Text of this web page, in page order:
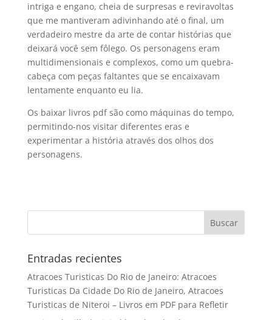
intriga e engano, cheia de surpresas e reviravoltas
que me mantiveram adivinhando até o final, um
verdadeiro mestre da arte de contar histórias que
deixará você sem fôlego. Os personagens eram
multidimensionais e complexos, como um quebra-
cabeça com peças faltantes que se encaixavam
lentamente enquanto eu lia.
Os baixar livros pdf são como máquinas do tempo,
permitindo-nos visitar diferentes eras e
experimentar a história através dos olhos dos
personagens.
Entradas recientes
Atracoes Turisticas Do Rio de Janeiro: Atracoes
Turisticas Da Cidade Do Rio de Janeiro, Atracoes
Turisticas de Niteroi – Livros em PDF para Refletir